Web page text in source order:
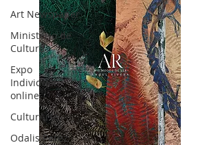
Art Newspaper
Ministerio de
Cultura
Expo
Individual
online
CulturArte
Odalis Perez